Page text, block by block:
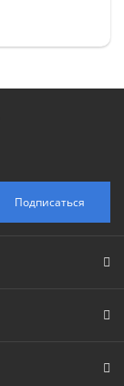
Подписаться